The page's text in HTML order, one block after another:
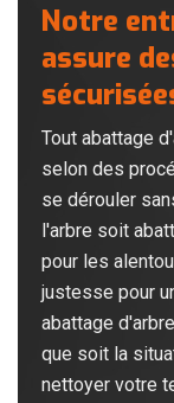
Notre
assure
Tout abattage
selon des
se dérouler
l'arbre soit
pour les
justesse pour
abattage
que soit la
nettoyer votre